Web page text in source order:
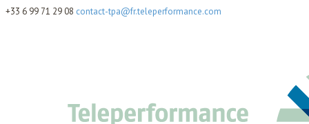
+33 6 99 71 29 08 contact-tpa@fr.teleperformance.com